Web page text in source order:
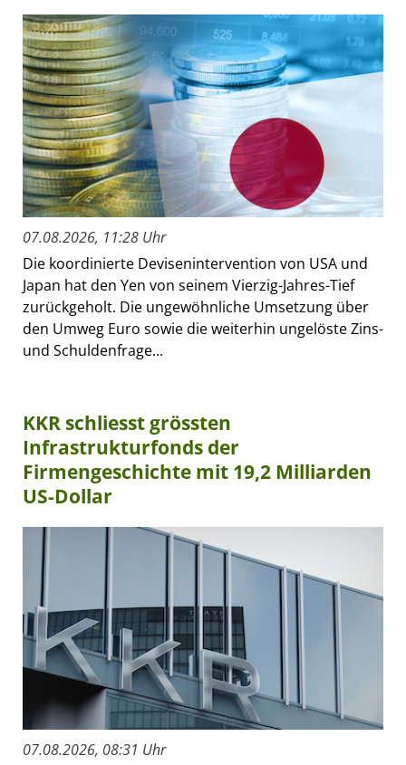
07.08.2026, 11:28 Uhr
Die koordinierte Devisenintervention von USA und
Japan hat den Yen von seinem Vierzig-Jahres-Tief
zurückgeholt. Die ungewöhnliche Umsetzung über
den Umweg Euro sowie die weiterhin ungelöste Zins-
und Schuldenfrage...
KKR schliesst grössten
Infrastrukturfonds der
Firmengeschichte mit 19,2 Milliarden
US-Dollar
07.08.2026, 08:31 Uhr